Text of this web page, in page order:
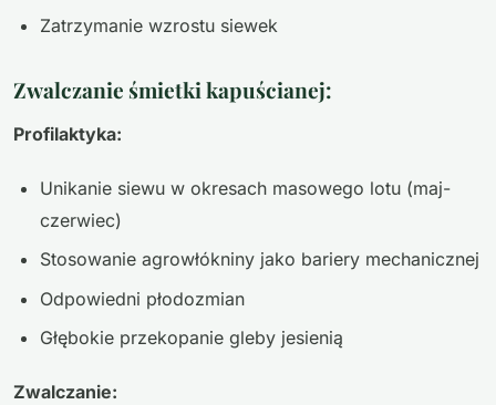
Zatrzymanie wzrostu siewek
Zwalczanie śmietki kapuścianej:
Profilaktyka:
Unikanie siewu w okresach masowego lotu (maj-
czerwiec)
Stosowanie agrowłókniny jako bariery mechanicznej
Odpowiedni płodozmian
Głębokie przekopanie gleby jesienią
Zwalczanie: